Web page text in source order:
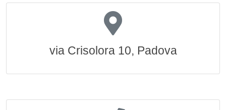
via Crisolora 10, Padova